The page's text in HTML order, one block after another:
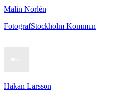
Malin Norlén
FotografStockholm Kommun
Håkan Larsson